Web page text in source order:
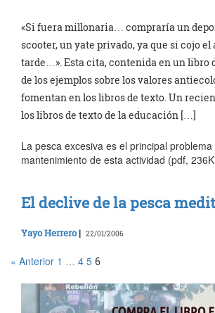
«Si fuera millonaria… compraría un
scooter, un yate privado, ya que si cojo el
tarde…». Esta cita, contenida en un libro
de los ejemplos sobre los valores
fomentan en los libros de texto. Un
los libros de texto de la educación […]
La pesca excesiva es el principal problema
mantenimiento de esta actividad (pdf,
El declive de la pesca
Yayo Herrero| 22/01/2006
« Anterior 1 … 4 5 6